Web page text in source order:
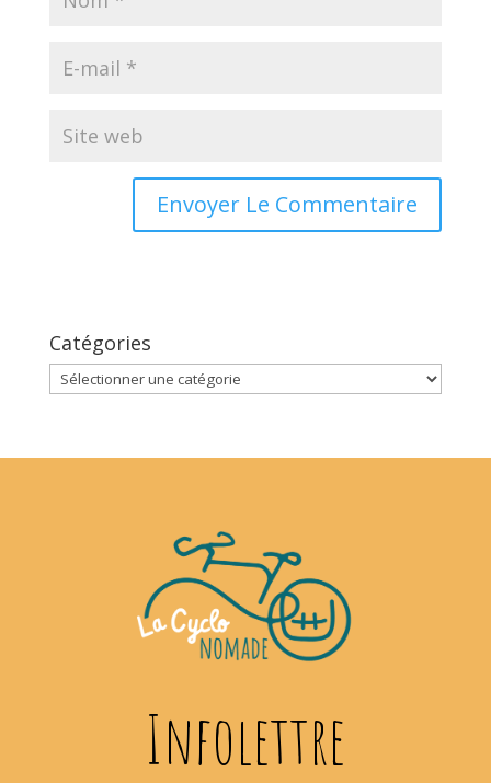
Catégories
Catégories
Infolettre